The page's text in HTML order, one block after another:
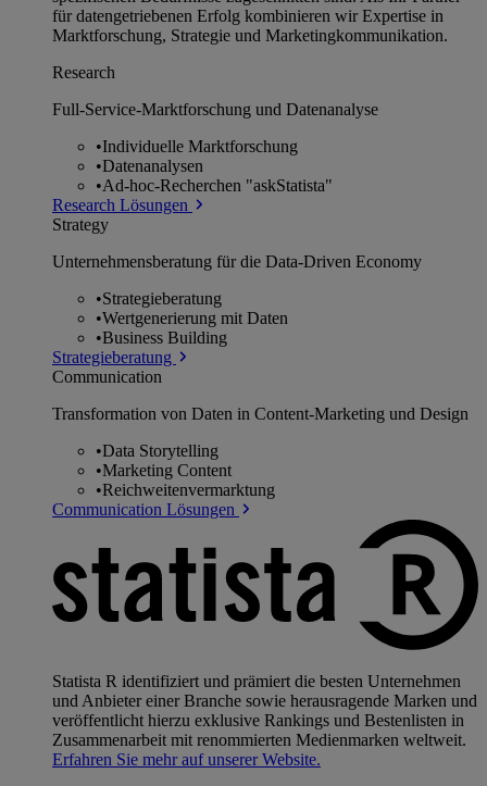
für datengetriebenen Erfolg kombinieren wir Expertise in
Marktforschung, Strategie und Marketingkommunikation.
Research
Full-Service-Marktforschung und Datenanalyse
•Individuelle Marktforschung
•Datenanalysen
•Ad-hoc-Recherchen "askStatista"
Research Lösungen
Strategy
Unternehmens­beratung für die Data-Driven Economy
•Strategieberatung
•Wertgenerierung mit Daten
•Business Building
Strategieberatung
Communication
Transformation von Daten in Content-Marketing und Design
•Data Storytelling
•Marketing Content
•Reichweitenvermarktung
Communication Lösungen
Statista R identifiziert und prämiert die besten Unternehmen
und Anbieter einer Branche sowie herausragende Marken und
veröffentlicht hierzu exklusive Rankings und Bestenlisten in
Zusammenarbeit mit renommierten Medienmarken weltweit.
Erfahren Sie mehr auf unserer Website.